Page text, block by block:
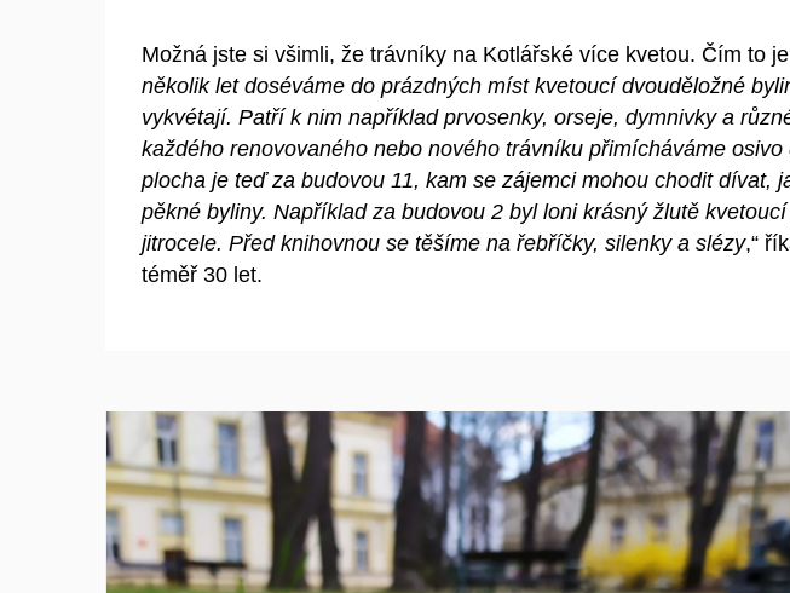
Možná jste si všimli, že trávníky na Kotlářské více kvetou. Čím to
několik let doséváme do prázdných míst kvetoucí dvouděložné
vykvétají. Patří k nim například prvosenky, orseje, dymnivky a
každého renovovaného nebo nového trávníku přimícháváme
plocha je teď za budovou 11, kam se zájemci mohou chodit
pěkné byliny. Například za budovou 2 byl loni krásný žlutě
jitrocele. Před knihovnou se těšíme na řebříčky, silenky a slézy,“
téměř 30 let.